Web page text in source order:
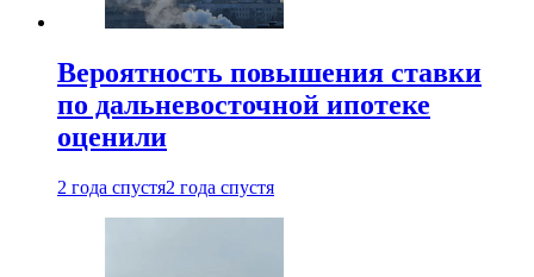
Вероятность повышения ставки
по дальневосточной ипотеке
оценили
2 года спустя2 года спустя